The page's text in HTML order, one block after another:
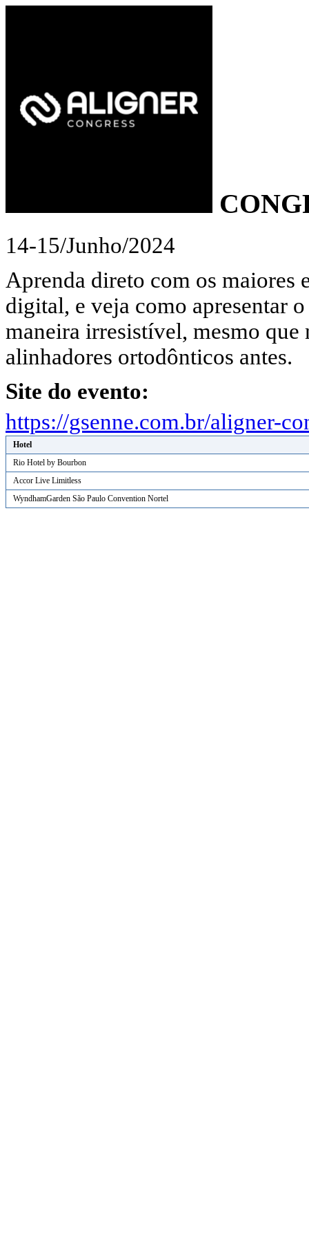
14-15/Junho/2024
Aprenda direto com os maiores
digital, e veja como apresentar
maneira irresistível, mesmo que
alinhadores ortodônticos antes.
Site do evento:
https://gsenne.com.br/aligner-
Hotel
Rio Hotel by Bourbon
Accor Live Limitless
WyndhamGarden São Paulo Convention Nortel